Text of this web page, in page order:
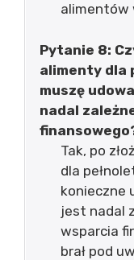
alimentów
Pytanie 8:
alimenty dla
muszę
nadal
Tak, po
dla
konieczne
jest nadal
wsparcia
brał pod